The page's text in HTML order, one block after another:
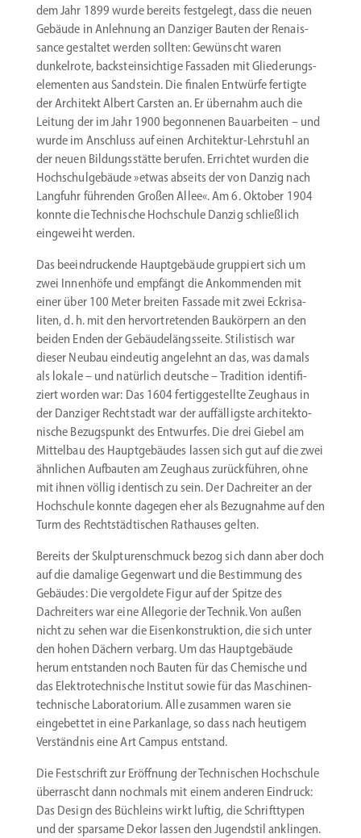
dem Jahr 1899 wurde bereits festgelegt, dass die neuen
Gebäude in Anlehnung an Danziger Bauten der Renais­
sance gestaltet werden sollten: Gewünscht waren
dunkelrote, backstein­sichtige Fassaden mit Gliede­rungs­
ele­menten aus Sandstein. Die finalen Entwürfe fertigte
der Architekt Albert Carsten an. Er übernahm auch die
Leitung der im Jahr 1900 begon­nenen Bauar­beiten – und
wurde im Anschluss auf einen Architektur-Lehrstuhl an
der neuen Bildungs­stätte berufen. Errichtet wurden die
Hochschul­ge­bäude »etwas abseits der von Danzig nach
Langfuhr führenden Großen Allee«. Am 6. Oktober 1904
konnte die Technische Hochschule Danzig schließlich
einge­weiht werden.
Das beein­dru­ckende Haupt­ge­bäude gruppiert sich um
zwei Innenhöfe und empfängt die Ankom­menden mit
einer über 100 Meter breiten Fassade mit zwei Eckri­sa­
liten, d. h. mit den hervor­tre­tenden Baukörpern an den
beiden Enden der Gebäu­de­längs­seite. Stilis­tisch war
dieser Neubau eindeutig angelehnt an das, was damals
als lokale – und natürlich deutsche – Tradition identi­fi­
ziert worden war: Das 1604 fertig­ge­stellte Zeughaus in
der Danziger Recht­stadt war der auffäl­ligste archi­tek­to­
nische Bezugs­punkt des Entwurfes. Die drei Giebel am
Mittelbau des Haupt­ge­bäudes lassen sich gut auf die zwei
ähnlichen Aufbauten am Zeughaus zurück­führen, ohne
mit ihnen völlig identisch zu sein. Der Dachreiter an der
Hochschule konnte dagegen eher als Bezug­nahme auf den
Turm des Recht­städ­ti­schen Rathauses gelten.
Bereits der Skulp­tu­ren­schmuck bezog sich dann aber doch
auf die damalige Gegenwart und die Bestimmung des
Gebäudes: Die vergoldete Figur auf der Spitze des
Dachreiters war eine Allegorie der Technik. Von außen
nicht zu sehen war die Eisen­kon­struktion, die sich unter
den hohen Dächern verbarg. Um das Haupt­ge­bäude
herum entstanden noch Bauten für das Chemische und
das Elektro­tech­nische Institut sowie für das Maschi­nen­
tech­nische Labora­torium. Alle zusammen waren sie
einge­bettet in eine Parkanlage, so dass nach heutigem
Verständnis eine Art Campus entstand.
Die Festschrift zur Eröffnung der Techni­schen Hochschule
überrascht dann nochmals mit einem anderen Eindruck:
Das Design des Büchleins wirkt luftig, die Schrift­typen
und der sparsame Dekor lassen den Jugendstil anklingen.